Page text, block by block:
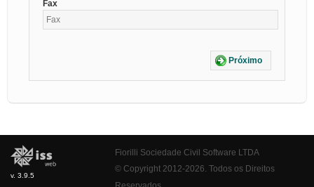
Fax
Próximo
v. 3.9.5
Fiorilli Sociedade Civil Software LTDA
© Copyright 2012-2026. Todos os Direitos